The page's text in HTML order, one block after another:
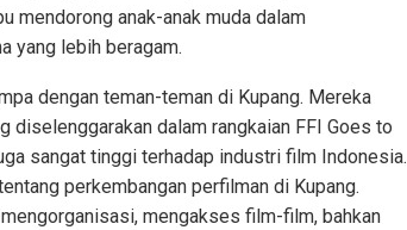
mendorong anak-anak muda dalam
yang lebih beragam.
dengan teman-teman di Kupang. Mereka
dalam rangkaian FFI Goes to
sangat tinggi terhadap industri film Indonesia.
perkembangan perfilman di Kupang.
mengakses film-film, bahkan